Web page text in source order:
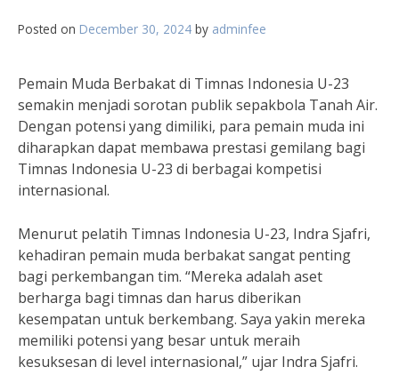
Posted on December 30, 2024 by adminfee
Pemain Muda Berbakat di Timnas Indonesia U-23
semakin menjadi sorotan publik sepakbola Tanah Air.
Dengan potensi yang dimiliki, para pemain muda ini
diharapkan dapat membawa prestasi gemilang bagi
Timnas Indonesia U-23 di berbagai kompetisi
internasional.
Menurut pelatih Timnas Indonesia U-23, Indra Sjafri,
kehadiran pemain muda berbakat sangat penting
bagi perkembangan tim. “Mereka adalah aset
berharga bagi timnas dan harus diberikan
kesempatan untuk berkembang. Saya yakin mereka
memiliki potensi yang besar untuk meraih
kesuksesan di level internasional,” ujar Indra Sjafri.